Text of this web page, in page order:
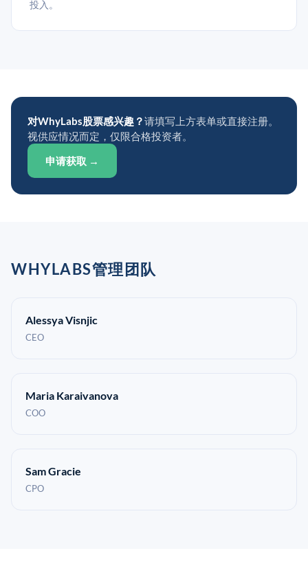
投入。
对WhyLabs股票感兴趣？请填写上方表单或直接注册。
视供应情况而定，仅限合格投资者。
申请获取 →
WHYLABS管理团队
Alessya Visnjic
CEO
Maria Karaivanova
COO
Sam Gracie
CPO